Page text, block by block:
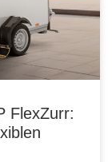
FlexZurr: